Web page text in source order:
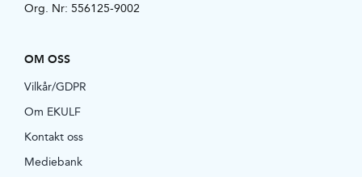
Org. Nr: 556125-9002
OM OSS
Vilkår/GDPR
Om EKULF
Kontakt oss
Mediebank